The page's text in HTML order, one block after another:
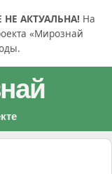
АКТУАЛЬНА! На
«Мирознай